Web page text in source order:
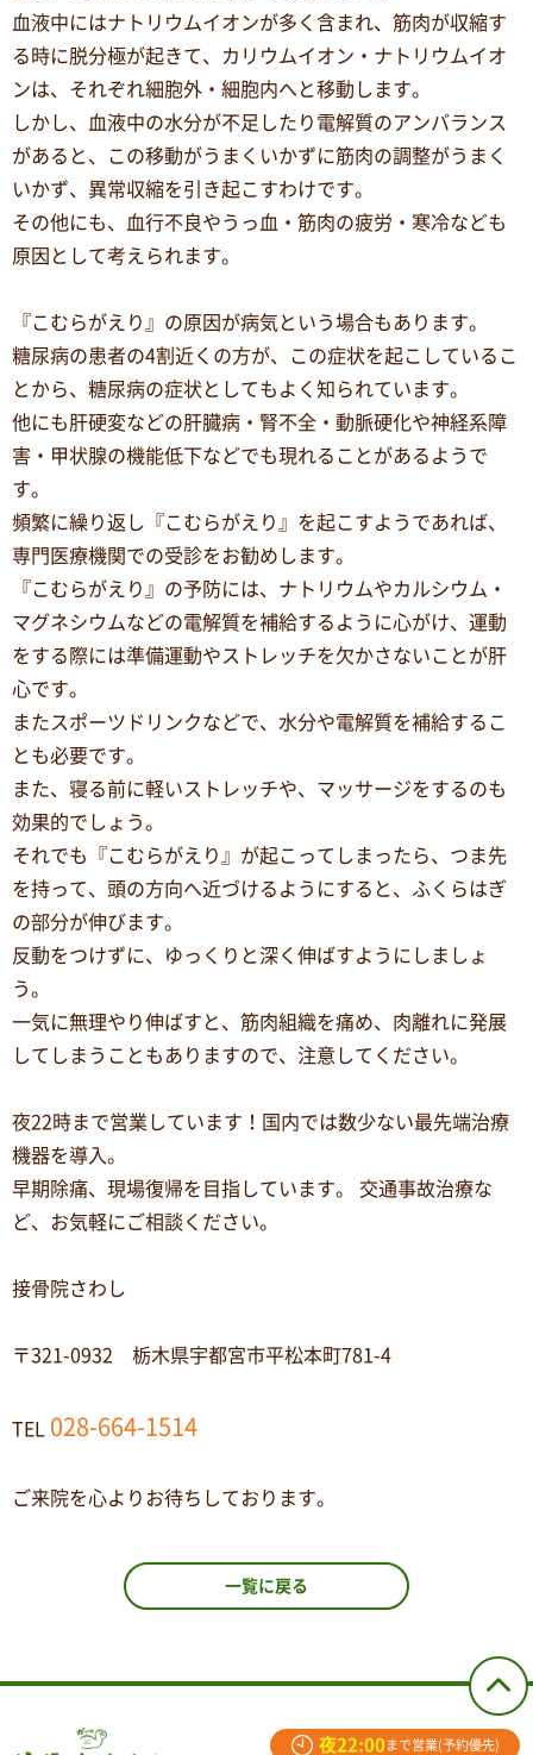
血液中にはナトリウムイオンが多く含まれ、筋肉が収縮す
る時に脱分極が起きて、カリウムイオン・ナトリウムイオ
ンは、それぞれ細胞外・細胞内へと移動します。
しかし、血液中の水分が不足したり電解質のアンバランス
があると、この移動がうまくいかずに筋肉の調整がうまく
いかず、異常収縮を引き起こすわけです。
その他にも、血行不良やうっ血・筋肉の疲労・寒冷なども
原因として考えられます。
『こむらがえり』の原因が病気という場合もあります。
糖尿病の患者の4割近くの方が、この症状を起こしているこ
とから、糖尿病の症状としてもよく知られています。
他にも肝硬変などの肝臓病・腎不全・動脈硬化や神経系障
害・甲状腺の機能低下などでも現れることがあるようで
す。
頻繁に繰り返し『こむらがえり』を起こすようであれば、
専門医療機関での受診をお勧めします。
『こむらがえり』の予防には、ナトリウムやカルシウム・
マグネシウムなどの電解質を補給するように心がけ、運動
をする際には準備運動やストレッチを欠かさないことが肝
心です。
またスポーツドリンクなどで、水分や電解質を補給するこ
とも必要です。
また、寝る前に軽いストレッチや、マッサージをするのも
効果的でしょう。
それでも『こむらがえり』が起こってしまったら、つま先
を持って、頭の方向へ近づけるようにすると、ふくらはぎ
の部分が伸びます。
反動をつけずに、ゆっくりと深く伸ばすようにしましょ
う。
一気に無理やり伸ばすと、筋肉組織を痛め、肉離れに発展
してしまうこともありますので、注意してください。
夜22時まで営業しています！国内では数少ない最先端治療
機器を導入。
早期除痛、現場復帰を目指しています。 交通事故治療な
ど、お気軽にご相談ください。
接骨院さわし
〒321-0932 栃木県宇都宮市平松本町781-4
TEL 028-664-1514
ご来院を心よりお待ちしております。
一覧に戻る
夜22:00 まで営業(予約優先)